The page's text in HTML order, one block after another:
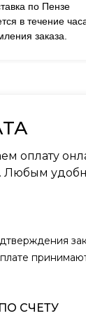
по Пензе
в течение
заказа.
оплату
Любым
СЧЕТУ